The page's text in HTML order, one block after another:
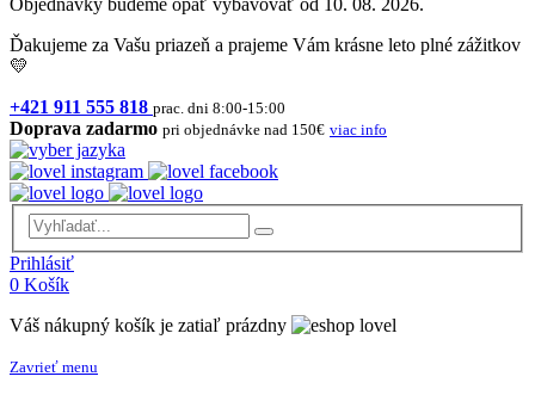
Objednávky budeme opäť vybavovať od 10. 08. 2026.
Ďakujeme za Vašu priazeň a prajeme Vám krásne leto plné zážitkov
💛
+421 911 555 818 prac. dni 8:00-15:00
Doprava zadarmo pri objednávke nad 150€ viac info
Prihlásiť
0 Košík
Váš nákupný košík je zatiaľ prázdny
Zavrieť menu